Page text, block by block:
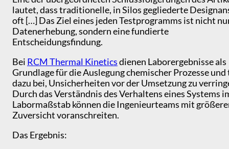
lautet, dass traditionelle, in Silos gegliederte
oft […] Das Ziel eines jeden Testprogramms ist nicht
Datenerhebung, sondern eine fundierte
Entscheidungsfindung.
Bei RCM Thermal Kineticsdienen Laborergebnisse als
Grundlage für die Auslegung chemischer Prozesse und
dazu bei, Unsicherheiten vor der Umsetzung zu
Durch das Verständnis des Verhaltens eines Systems
Labormaßstab können die Ingenieurteams mit
Zuversicht voranschreiten.
Das Ergebnis: